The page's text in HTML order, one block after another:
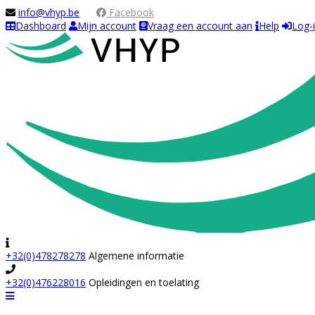
info@vhyp.be
Facebook
Dashboard
Mijn account Vraag een account aan Help Log-
+32(0)478278278 Algemene informatie
+32(0)476228016 Opleidingen en toelating
Navigation